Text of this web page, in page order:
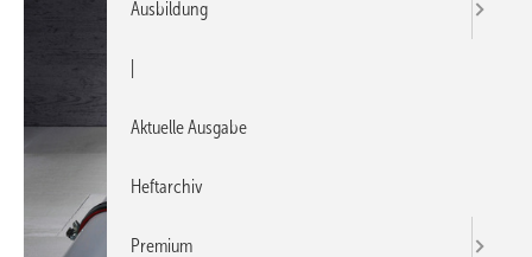
Ausbildung
Aktuelle Ausgabe
Heftarchiv
Premium